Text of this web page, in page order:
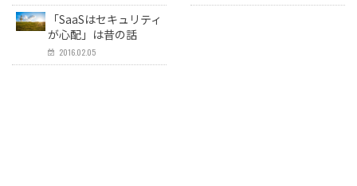
「SaaSはセキュリティ
が心配」は昔の話
2016.02.05